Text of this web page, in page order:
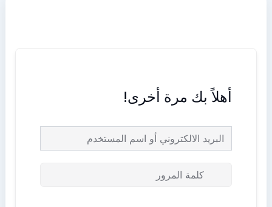
أهلاً بك مرة أخرى!